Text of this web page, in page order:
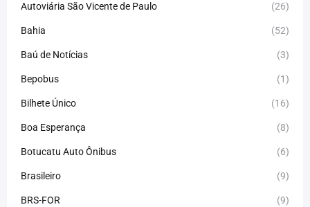
Autoviária São Vicente de Paulo (26)
Bahia (52)
Baú de Notícias (3)
Bepobus (1)
Bilhete Único (16)
Boa Esperança (8)
Botucatu Auto Ônibus (6)
Brasileiro (9)
BRS-FOR (9)